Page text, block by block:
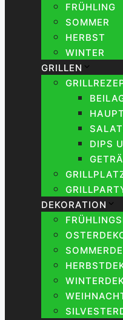
FRÜHLING
SOMMER
HERBST
WINTER
GRILLEN
DIPS
DEKORATION